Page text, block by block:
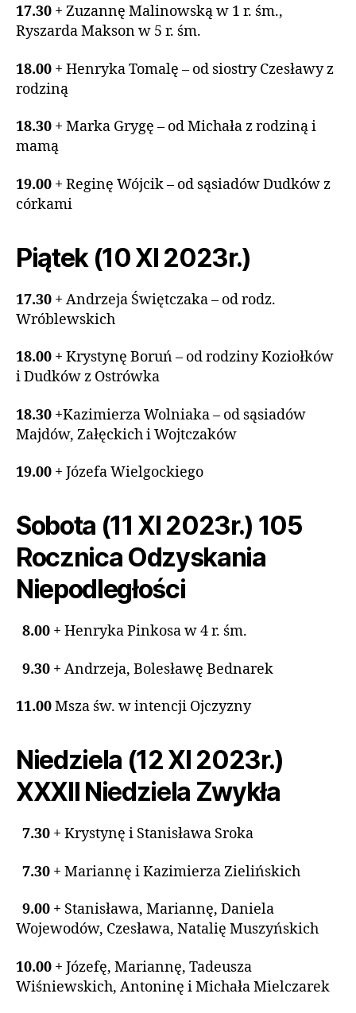
17.30 + Zuzannę Malinowską w 1 r. śm.,
Ryszarda Makson w 5 r. śm.
18.00 + Henryka Tomalę – od siostry Czesławy z
rodziną
18.30 + Marka Grygę – od Michała z rodziną i
mamą
19.00 + Reginę Wójcik – od sąsiadów Dudków z
córkami
Piątek (10 XI 2023r.)
17.30 + Andrzeja Świętczaka – od rodz.
Wróblewskich
18.00 + Krystynę Boruń – od rodziny Koziołków
i Dudków z Ostrówka
18.30 +Kazimierza Wolniaka – od sąsiadów
Majdów, Załęckich i Wojtczaków
19.00 + Józefa Wielgockiego
Sobota (11 XI 2023r.) 105
Rocznica Odzyskania
Niepodległości
8.00 + Henryka Pinkosa w 4 r. śm.
9.30 + Andrzeja, Bolesławę Bednarek
11.00Msza św. w intencji Ojczyzny
Niedziela (12 XI 2023r.)
XXXII Niedziela Zwykła
7.30 + Krystynę i Stanisława Sroka
7.30 + Mariannę i Kazimierza Zielińskich
9.00 + Stanisława, Mariannę, Daniela
Wojewodów, Czesława, Natalię Muszyńskich
10.00 + Józefę, Mariannę, Tadeusza
Wiśniewskich, Antoninę i Michała Mielczarek